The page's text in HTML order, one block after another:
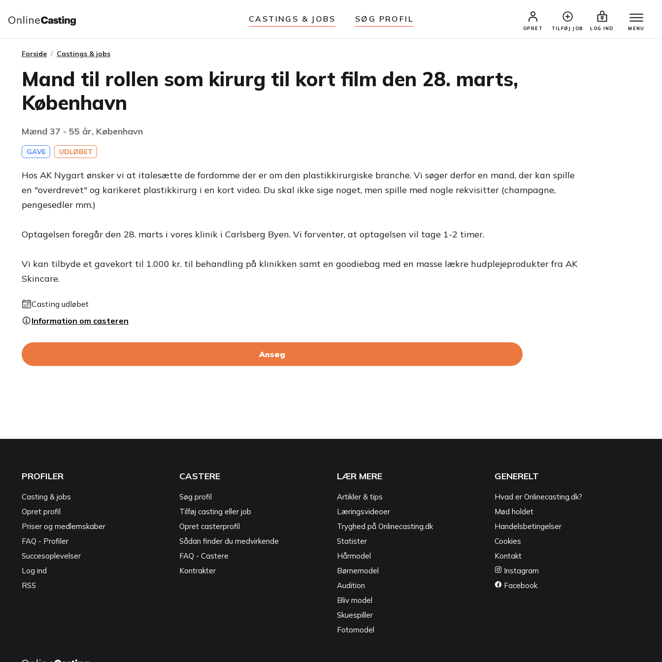
CASTINGS & JOBS SØG PROFIL
OPRET TILFØJ JOB LOG IND MENU
Forside Castings & jobs
Mand til rollen som kirurg til kort film den 28. marts,
København
Mænd 37 - 55 år, København
GAVE UDLØBET
Hos AK Nygart ønsker vi at italesætte de fordomme der er om den plastikkirurgiske branche. Vi søger derfor en mand, der kan spille
en "overdrevet" og karikeret plastikkirurg i en kort video. Du skal ikke sige noget, men spille med nogle rekvisitter (champagne,
pengesedler mm.)
Optagelsen foregår den 28. marts i vores klinik i Carlsberg Byen. Vi forventer, at optagelsen vil tage 1-2 timer.
Vi kan tilbyde et gavekort til 1.000 kr. til behandling på klinikken samt en goodiebag med en masse lækre hudplejeprodukter fra AK
Skincare.
Casting udløbet
Information om casteren
Ansøg
PROFILER
Casting & jobs
Opret profil
Priser og medlemskaber
FAQ - Profiler
Succesoplevelser
Log ind
RSS
CASTERE
Søg profil
Tilføj casting eller job
Opret casterprofil
Sådan finder du medvirkende
FAQ - Castere
Kontrakter
LÆR MERE
Artikler & tips
Læringsvideoer
Tryghed på Onlinecasting.dk
Statister
Hårmodel
Børnemodel
Audition
Bliv model
Skuespiller
Fotomodel
GENERELT
Hvad er Onlinecasting.dk?
Mød holdet
Handelsbetingelser
Cookies
Kontakt
Instagram
Facebook